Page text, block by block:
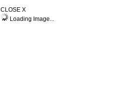
CLOSE X
Loading Image...